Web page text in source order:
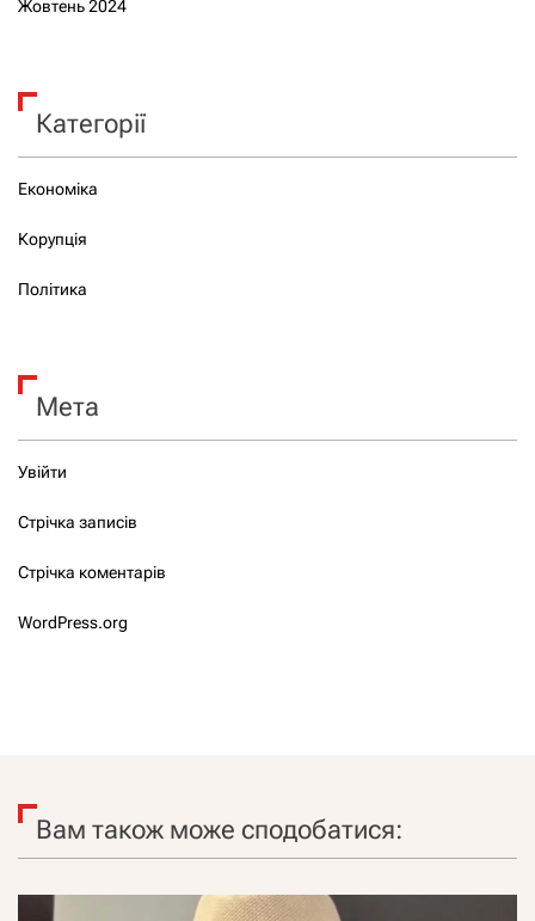
Жовтень 2024
Категорії
Економіка
Корупція
Політика
Мета
Увійти
Стрічка записів
Стрічка коментарів
WordPress.org
Вам також може сподобатися: